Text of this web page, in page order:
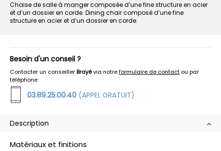
Chaise de salle à manger composée d’une fine structure en acier
et d’un dossier en corde. Dining chair composé d’une fine
structure en acier et d’un dossier en corde.
Besoin d'un conseil ?
Contacter un conseillerBrayévia notreformulaire de contact ou par
téléphone
03.89.25.00.40 (APPEL GRATUIT)
Description
Matériaux et finitions